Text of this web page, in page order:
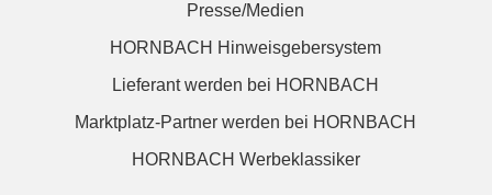
Presse/Medien
HORNBACH Hinweisgebersystem
Lieferant werden bei HORNBACH
Marktplatz-Partner werden bei HORNBACH
HORNBACH Werbeklassiker